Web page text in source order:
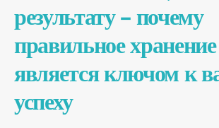
результату – почему
правильное
является ключом к
успеху